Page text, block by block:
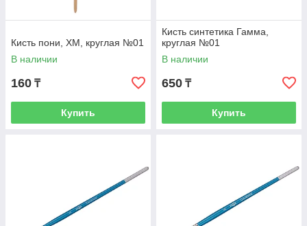
Кисть пони, ХМ, круглая №01
В наличии
160 ₸
Купить
Кисть синтетика Гамма,
круглая №01
В наличии
650 ₸
Купить